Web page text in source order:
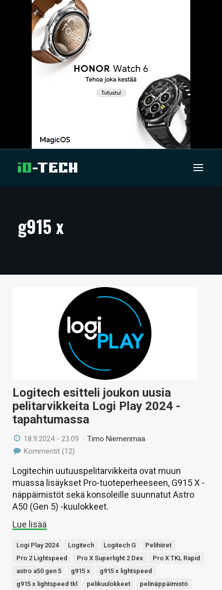
ARTIKKELIT
TECHBBS
HAKU
g915 x
Logitech esitteli joukon uusia
pelitarvikkeita Logi Play 2024 -
tapahtumassa
18.9.2024 - 23:09 /Timo Niemenmaa
Kommentit (12)
Logitechin uutuuspelitarvikkeita ovat muun
muassa lisäykset Pro-tuoteperheeseen, G915 X -
näppäimistöt sekä konsoleille suunnatut Astro
A50 (Gen 5) -kuulokkeet.
Lue lisää
Logi Play 2024 Logitech Logitech G
Pelihiiret
Pro 2 Lightspeed
Pro X Superlight 2 Dex
Pro X TKL Rapid
astro a50 gen 5
g915 x
g915 x lightspeed
g915 x lightspeed tkl
pelikuulokkeet pelinäppäimistö